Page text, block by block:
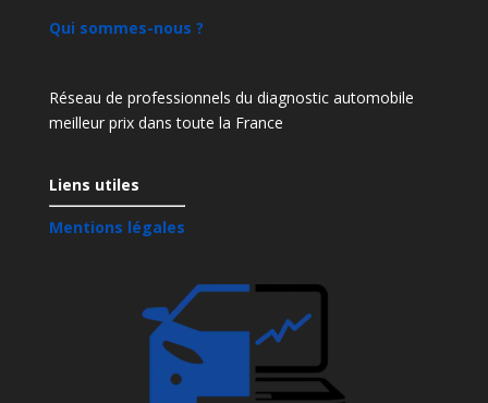
Qui sommes-nous ?
Réseau de professionnels du diagnostic automobile
meilleur prix dans toute la France
Liens utiles
Mentions légales